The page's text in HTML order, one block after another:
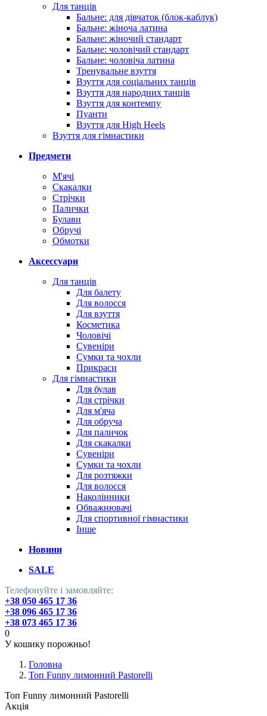
Для танців
Бальне: для дівчаток (блок-каблук)
Бальне: жіноча латина
Бальне: жіночий стандарт
Бальне: чоловічий стандарт
Бальне: чоловіча латина
Тренувальне взуття
Взуття для соціальних танців
Взуття для народних танців
Взуття для контемпу
Пуанти
Взуття для High Heels
Взуття для гімнастики
Предмети
М'ячі
Скакалки
Стрічки
Палички
Булави
Обручі
Обмотки
Аксессуари
Для танців
Для балету
Для волосся
Для взуття
Косметика
Чоловічі
Сувеніри
Сумки та чохли
Прикраси
Для гімнастики
Для булав
Для стрічки
Для м'яча
Для обруча
Для паличок
Для скакалки
Сувеніри
Сумки та чохли
Для розтяжки
Для волосся
Наколінники
Обважнювачі
Для спортивної гімнастики
Інше
Новини
SALE
Телефонуйте і замовляйте:
+38 050 465 17 36
+38 096 465 17 36
+38 073 465 17 36
0
У кошику порожньо!
Головна
Топ Funny лимонний Pastorelli
Топ Funny лимонний Pastorelli
Акція